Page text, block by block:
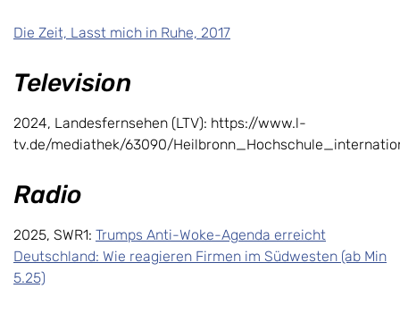
Die Zeit, Lasst mich in Ruhe, 2017
Television
2024, Landesfernsehen (LTV): https://www.l-
tv.de/mediathek/63090/
Radio
2025, SWR1: Trumps Anti-Woke-Agenda erreicht
Deutschland: Wie reagieren Firmen im Südwesten (ab Min
5.25)